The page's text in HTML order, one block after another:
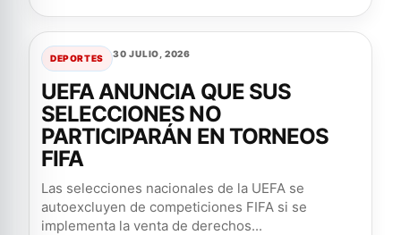
DEPORTES 30 JULIO, 2026
UEFA ANUNCIA QUE SUS
SELECCIONES NO
PARTICIPARÁN EN TORNEOS
FIFA
Las selecciones nacionales de la UEFA se
autoexcluyen de competiciones FIFA si se
implementa la venta de derechos...